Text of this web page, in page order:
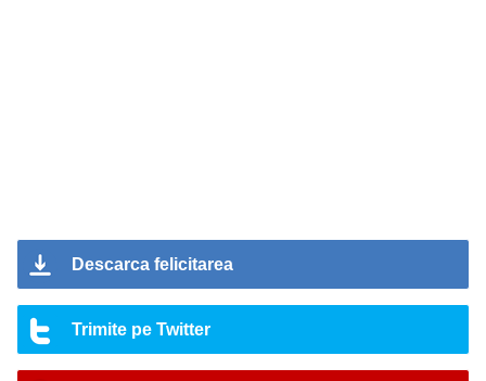
Descarca felicitarea
Trimite pe Twitter